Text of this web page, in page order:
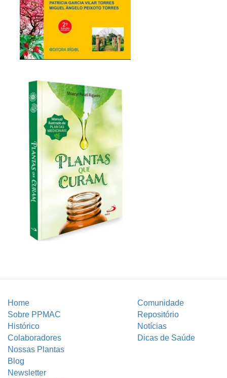
Home
Comunidade
Sobre PPMAC
Repositório
Histórico
Notícias
Colaboradores
Dicas de Saúde
Nossas Plantas
Blog
Newsletter